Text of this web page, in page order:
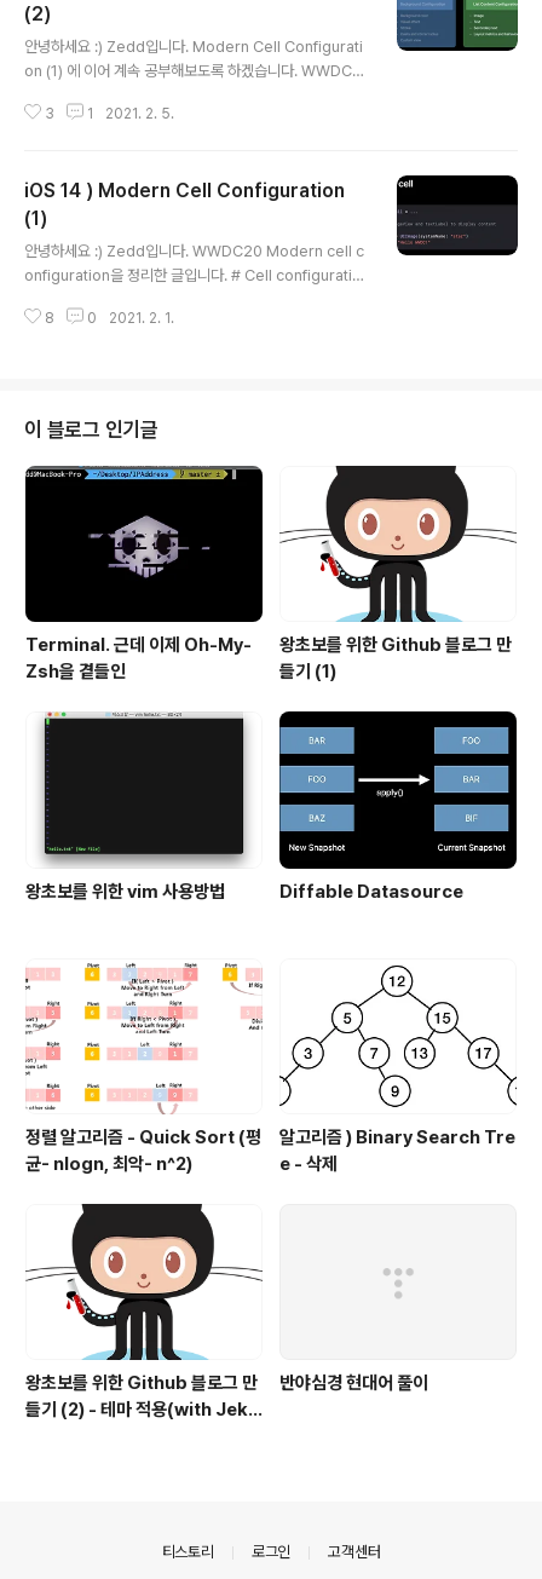
(2)
안녕하세요 :) Zedd입니다. Modern Cell Configurati
on (1) 에 이어 계속 공부해보도록 하겠습니다. WWDC2
에서는 아주 간단한 사용방법만 봤습니다. 아 이제 이런식
을 가장 먼저 알아야합니다. - 프로토콜 - contentView
에 대한 기본 스타일 및 content configuration object
(컨텐트 구성 객체)에 대한 청사진 제공. - content confi
guration은 content view customization을 위해 지
원되는 모든 프로퍼티 및 동작..
3 1 2021. 2. 5.
iOS 14 ) Modern Cell Configuration
(1)
안녕하세요 :) Zedd입니다. WWDC20 Modern cell c
onfiguration을 정리한 글입니다. # Cell configuratio
고 싶을 때, UITableViewCell안에 이미 있는 textLabe
iOS 14부터는 defaultContentConfiguration()을 사
용해라~ 라고 나오네요. # Cell configuration after iO
S 14 1. cell에 defaultContentConfigura..
8 0 2021. 2. 1.
이 블로그 인기글
Terminal. 근데 이제 Oh-My-
Zsh을 곁들인
왕초보를 위한 Github 블로그 만
들기 (1)
왕초보를 위한 vim 사용방법 Diffable Datasource
정렬 알고리즘 - Quick Sort (평
균- nlogn, 최악- n^2)
알고리즘 ) Binary Search Tre
e - 삭제
왕초보를 위한 Github 블로그 만
들기 (2) - 테마 적용(with Jekyl
반야심경 현대어 풀이
티스토리 로그인 고객센터